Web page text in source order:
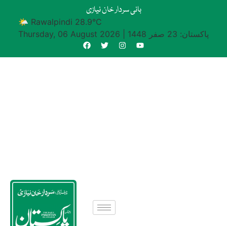
بانی سردار خان نیازی
🌤 Rawalpindi 28.9°C
Thursday, 06 August 2026
پاکستان: 23 صفر 1448